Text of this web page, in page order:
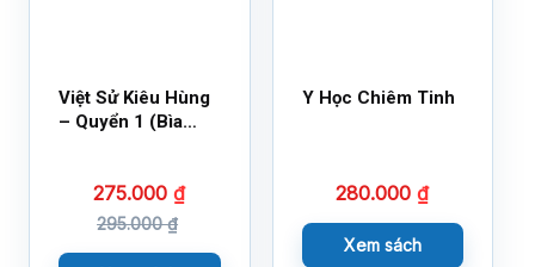
Việt Sử Kiêu Hùng
– Quyển 1 (Bìa
275.000₫
295.000₫
Y Học Chiêm Tinh
280.000₫
Xem sách